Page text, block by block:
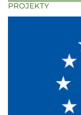
PROJEKTY